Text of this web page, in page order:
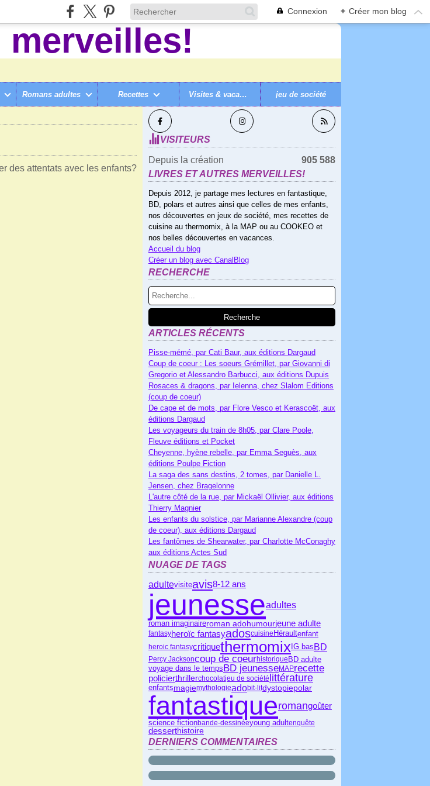
Connexion + Créer mon blog
Romans adultes Recettes Visites & vacances jeu de société
SUIVEZ-MOI
VISITEURS
Depuis la création
905 588
LIVRES ET AUTRES MERVEILLES!
Depuis 2012, je partage mes lectures en fantastique,
BD, polars et autres ainsi que celles de mes enfants,
nos découvertes en jeux de société, mes recettes de
cuisine au thermomix, à la MAP ou au COOKEO et
nos belles découvertes en vacances.
Accueil du blog
Créer un blog avec CanalBlog
RECHERCHE
ARTICLES RÉCENTS
Pisse-mémé, par Cati Baur, aux éditions Dargaud
Coup de coeur : Les soeurs Grémillet, par Giovanni di
Gregorio et Alessandro Barbucci, aux éditions Dupuis
Rosaces & dragons, par Ielenna, chez Slalom Editions
(coup de coeur)
De cape et de mots, par Flore Vesco et Kerascoët, aux
éditions Dargaud
Les voyageurs du train de 8h05, par Clare Poole,
Fleuve éditions et Pocket
Cheyenne, hyène rebelle, par Emma Seguès, aux
éditions Poulpe Fiction
La saga des sans destins, 2 tomes, par Danielle L.
Jensen, chez Bragelonne
L'autre côté de la rue, par Mickaël Ollivier, aux éditions
Thierry Magnier
Les enfants du solstice, par Marianne Alexandre (coup
de coeur), aux éditions Dargaud
Les fantômes de Shearwater, par Charlotte McConaghy
aux éditions Actes Sud
NUAGE DE TAGS
adultevisiteavis8-12 ans
jeunesseadultes
roman imaginaireroman adohumourjeune adulte
fantasyheroïc fantasyadoscuisine Héraultenfant
heroic fantasycritiquethermomix IG bas BD
Percy Jacksoncoup de coeurhistoriqueBD adulte
voyage dans le tempsBD jeunesseMAPrecette
policierthrillerchocolatjeu de société littérature
enfantsmagiemythologieadobit-litdystopiepolar
fantastiqueromangoûter
science fictionbande-dessinéeyoung adultenquête
desserthistoire
DERNIERS COMMENTAIRES